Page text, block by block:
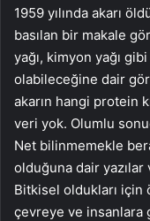
1959 yılında akarı
basılan bir makale
yağı, kimyon yağı
olabileceğine dair
akarın hangi protein
veri yok. Olumlu
Net bilinmemekle
olduğuna dair
Bitkisel oldukları
çevreye ve insanlara